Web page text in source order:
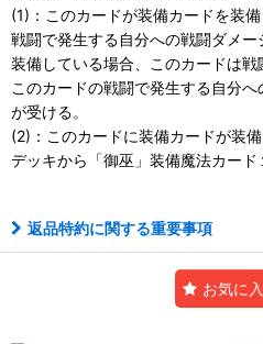
(1)：このカードが装備カードを装
戦闘で発生する自分への戦闘ダメー
装備している場合、このカードは戦
このカードの戦闘で発生する自分
が受ける。
(2)：このカードに装備カードが装
デッキから「御巫」装備魔法カード
返品特約に関する重要事項
お気に